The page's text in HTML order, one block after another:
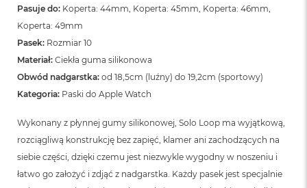
Pasuje do: Koperta: 44mm, Koperta: 45mm, Koperta: 46mm,
Koperta: 49mm
Pasek: Rozmiar 10
Materiał: Ciekła guma silikonowa
Obwód nadgarstka: od 18,5cm (luźny) do 19,2cm (sportowy)
Kategoria: Paski do Apple Watch
Wykonany z płynnej gumy silikonowej, Solo Loop ma wyjątkową,
rozciągliwą konstrukcję bez zapięć, klamer ani zachodzących na
siebie części, dzięki czemu jest niezwykle wygodny w noszeniu i
łatwo go założyć i zdjąć z nadgarstka. Każdy pasek jest specjalnie